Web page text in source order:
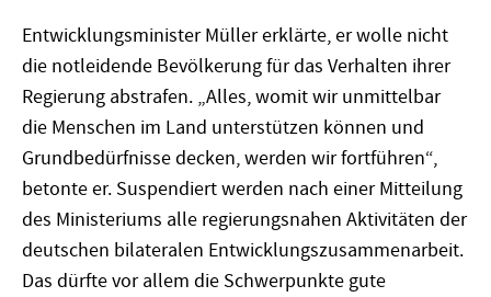
Entwicklungsminister Müller erklärte, er wolle nicht
die notleidende Bevölkerung für das Verhalten ihrer
Regierung abstrafen. „Alles, womit wir unmittelbar
die Menschen im Land unterstützen können und
Grundbedürfnisse decken, werden wir fortführen“,
betonte er. Suspendiert werden nach einer Mitteilung
des Ministeriums alle regierungsnahen Aktivitäten der
deutschen bilateralen Entwicklungszusammenarbeit.
Das dürfte vor allem die Schwerpunkte gute